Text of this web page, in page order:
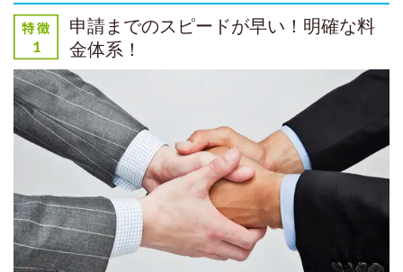
申請までのスピードが早い！明確な料
金体系！